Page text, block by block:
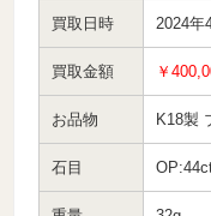
買取日時 2024年
買取金額 ￥
お品物 K18製
石目